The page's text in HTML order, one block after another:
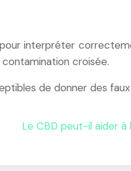
interpréter
croisée.
de donner des
Le CBD peut-il aider à